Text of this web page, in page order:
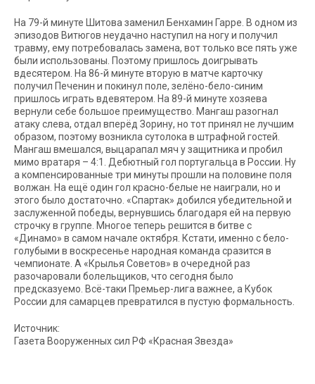
На 79-й минуте Шитова заменил Бенхамин Гарре. В одном из
эпизодов Витюгов неудачно наступил на ногу и получил
травму, ему потребовалась замена, вот только все пять уже
были использованы. Поэтому пришлось доигрывать
вдесятером. На 86-й минуте вторую в матче карточку
получил Печенин и покинул поле, зелёно-бело-синим
пришлось играть вдевятером. На 89-й минуте хозяева
вернули себе большое преимущество. Мангаш разогнал
атаку слева, отдал вперёд Зорину, но тот принял не лучшим
образом, поэтому возникла сутолока в штрафной гостей.
Мангаш вмешался, выцарапал мяч у защитника и пробил
мимо вратаря – 4:1. Дебютный гол португальца в России. Ну
а компенсированные три минуты прошли на половине поля
волжан. На ещё один гол красно-белые не наиграли, но и
этого было достаточно. «Спартак» добился убедительной и
заслуженной победы, вернувшись благодаря ей на первую
строчку в группе. Многое теперь решится в битве с
«Динамо» в самом начале октября. Кстати, именно с бело-
голубыми в воскресенье народная команда сразится в
чемпионате. А «Крылья Советов» в очередной раз
разочаровали болельщиков, что сегодня было
предсказуемо. Всё-таки Премьер-лига важнее, а Кубок
России для самарцев превратился в пустую формальность.
Источник:
Газета Вооруженных сил РФ «Красная Звезда»